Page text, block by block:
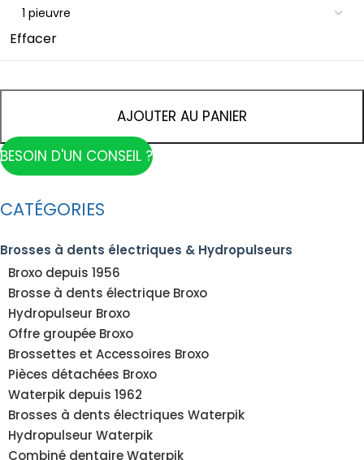
CATÉGORIES
Brosses à dents électriques & Hydropulseurs
Broxo depuis 1956
Brosse à dents électrique Broxo
Hydropulseur Broxo
Offre groupée Broxo
Brossettes et Accessoires Broxo
Pièces détachées Broxo
Waterpik depuis 1962
Brosses à dents électriques Waterpik
Hydropulseur Waterpik
Combiné dentaire Waterpik
Effacer
AJOUTER AU PANIER
BESOIN D'UN CONSEIL ?